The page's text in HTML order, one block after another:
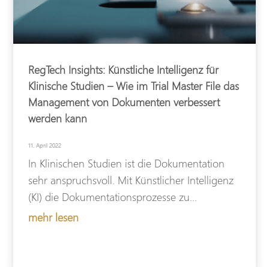
RegTech Insights: Künstliche Intelligenz für
Klinische Studien – Wie im Trial Master File das
Management von Dokumenten verbessert
werden kann
11. April 2022
In Klinischen Studien ist die Dokumentation
sehr anspruchsvoll. Mit Künstlicher Intelligenz
(KI) die Dokumentationsprozesse zu...
mehr lesen